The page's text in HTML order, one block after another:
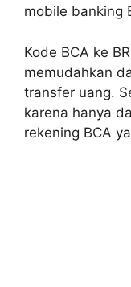
mobile banking
Kode BCA ke
memudahkan
transfer uang.
karena hanya
rekening BCA